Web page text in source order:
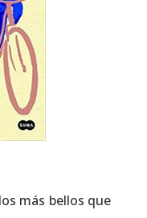
más bellos que